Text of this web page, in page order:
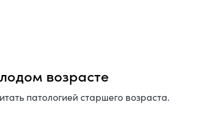
возрасте
патологией старшего возраста.